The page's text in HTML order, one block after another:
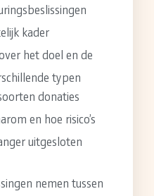
kader
het doel en de
typen
donaties
en hoe risico’s
uitgesloten
nemen tussen